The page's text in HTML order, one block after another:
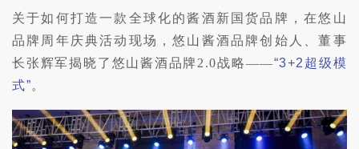
关于如何打造一款全球化的酱酒新国货品牌，在悠山
品牌周年庆典活动现场，悠山酱酒品牌创始人、董事
长张辉军揭晓了悠山酱酒品牌2.0战略——“3+2超级模
式”。